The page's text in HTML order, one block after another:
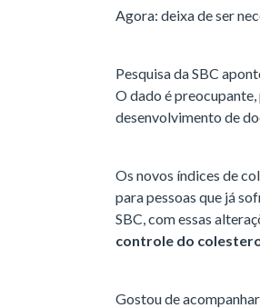
Agora: deixa de ser
Pesquisa da SBC
O dado é
desenvolvimento de
Os novos índices de
para pessoas que já
SBC, com essas
controle do
Gostou de